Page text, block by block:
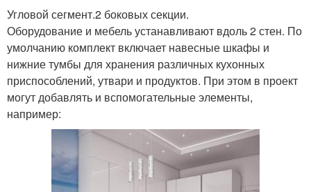
Угловой сегмент.2 боковых секции.
Оборудование и мебель устанавливают вдоль 2 стен. По
умолчанию комплект включает навесные шкафы и
нижние тумбы для хранения различных кухонных
приспособлений, утвари и продуктов. При этом в проект
могут добавлять и вспомогательные элементы,
например: